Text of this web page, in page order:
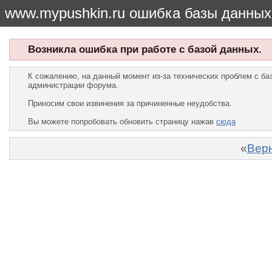
www.mypushkin.ru ошибка базы данных
Возникла ошибка при работе с базой данных.
К сожалению, на данный момент из-за технических проблем с
администрации форума.
Приносим свои извинения за причиненные неудобства.
Вы можете попробовать обновить страницу нажав сюда
«